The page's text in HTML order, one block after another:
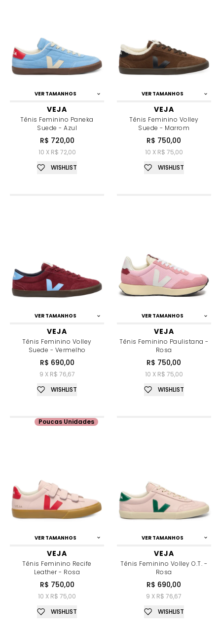
VER TAMANHOS
VEJA
Tênis Feminino Paneka
Suede - Azul
R$ 720,00
10 X R$ 72,00
WISHLIST
VER TAMANHOS
VEJA
Tênis Feminino Volley
Suede - Marrom
R$ 750,00
10 X R$ 75,00
WISHLIST
VER TAMANHOS
VEJA
Tênis Feminino Volley
Suede - Vermelho
R$ 690,00
9 X R$ 76,67
WISHLIST
VER TAMANHOS
VEJA
Tênis Feminino Paulistana -
Rosa
R$ 750,00
10 X R$ 75,00
WISHLIST
VER TAMANHOS
VEJA
Tênis Feminino Recife
Leather - Rosa
R$ 750,00
10 X R$ 75,00
Poucas Unidades
WISHLIST
VER TAMANHOS
VEJA
Tênis Feminino Volley O.T. -
Rosa
R$ 690,00
9 X R$ 76,67
WISHLIST